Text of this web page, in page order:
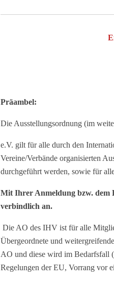
Präambel:
Die Ausstellungsordnung (im
e.V. gilt für alle durch den
Vereine/Verbände organisierten
durchgeführt werden, sowie für
Mit Ihrer Anmeldung bzw. dem
verbindlich an.
Die AO des IHV ist für alle
Übergeordnete und
AO und diese wird im Bedarfsfall
Regelungen der EU, Vorrang vor